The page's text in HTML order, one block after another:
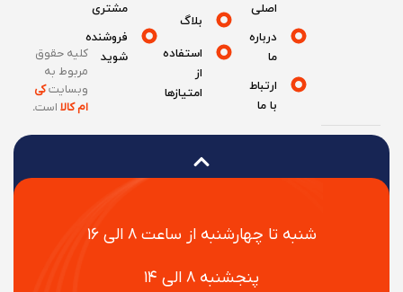
شنبه تا چهارشنبه از ساعت ۸ الی ۱۶
پنجشنبه ۸ الی ۱۴
درباره
ارتباط
بلاگ
استفاده
امتیازها
مشتری
فروشنده
شوید
کلیه حقوق
مربوط به
وبسایتکی
ام کالااست.